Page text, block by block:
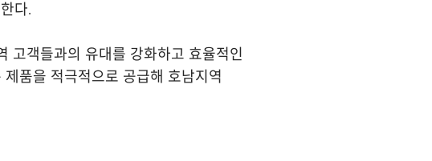
다.
고객들과의 유대를 강화하고 효율적인
품을 적극적으로 공급해 호남지역